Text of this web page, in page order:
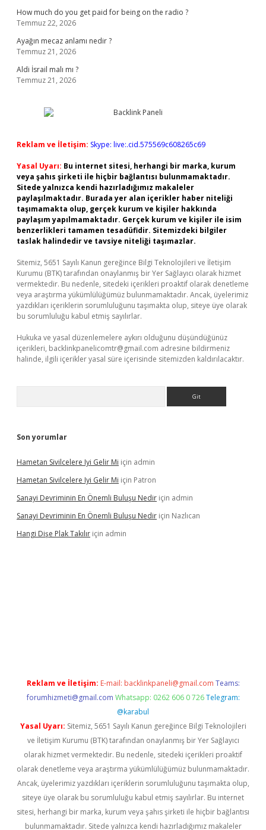
How much do you get paid for being on the radio ?
Temmuz 22, 2026
Ayağın mecaz anlamı nedir ?
Temmuz 21, 2026
Aldi İsrail malı mı ?
Temmuz 21, 2026
Reklam ve İletişim: Skype: live:.cid.575569c608265c69
Yasal Uyarı: Bu internet sitesi, herhangi bir marka, kurum
veya şahıs şirketi ile hiçbir bağlantısı bulunmamaktadır.
Sitede yalnızca kendi hazırladığımız makaleler
paylaşılmaktadır. Burada yer alan içerikler haber niteliği
taşımamakta olup, gerçek kurum ve kişiler hakkında
paylaşım yapılmamaktadır. Gerçek kurum ve kişiler ile isim
benzerlikleri tamamen tesadüfidir. Sitemizdeki bilgiler
taslak halindedir ve tavsiye niteliği taşımazlar.
Sitemiz, 5651 Sayılı Kanun gereğince Bilgi Teknolojileri ve İletişim
Kurumu (BTK) tarafından onaylanmış bir Yer Sağlayıcı olarak hizmet
vermektedir. Bu nedenle, sitedeki içerikleri proaktif olarak denetleme
veya araştırma yükümlülüğümüz bulunmamaktadır. Ancak, üyelerimiz
yazdıkları içeriklerin sorumluluğunu taşımakta olup, siteye üye olarak
bu sorumluluğu kabul etmiş sayılırlar.
Hukuka ve yasal düzenlemelere aykırı olduğunu düşündüğünüz
içerikleri, backlinkpanelicomtr@gmail.com adresine bildirmeniz
halinde, ilgili içerikler yasal süre içerisinde sitemizden kaldırılacaktır.
Son yorumlar
Hametan Sivilcelere Iyi Gelir Mi için admin
Hametan Sivilcelere Iyi Gelir Mi için Patron
Sanayi Devriminin En Önemli Buluşu Nedir için admin
Sanayi Devriminin En Önemli Buluşu Nedir için Nazlıcan
Hangi Dişe Plak Takılır için admin
Reklam ve İletişim: E-mail: backlinkpaneli@gmail.com Teams:
forumhizmeti@gmail.com Whatsapp: 0262 606 0 726 Telegram:
@karabul
Yasal Uyarı: Sitemiz, 5651 Sayılı Kanun gereğince Bilgi Teknolojileri
ve İletişim Kurumu (BTK) tarafından onaylanmış bir Yer Sağlayıcı
olarak hizmet vermektedir. Bu nedenle, sitedeki içerikleri proaktif
olarak denetleme veya araştırma yükümlülüğümüz bulunmamaktadır.
Ancak, üyelerimiz yazdıkları içeriklerin sorumluluğunu taşımakta olup,
siteye üye olarak bu sorumluluğu kabul etmiş sayılırlar. Bu internet
sitesi, herhangi bir marka, kurum veya şahıs şirketi ile hiçbir bağlantısı
bulunmamaktadır. Sitede yalnızca kendi hazırladığımız makaleler